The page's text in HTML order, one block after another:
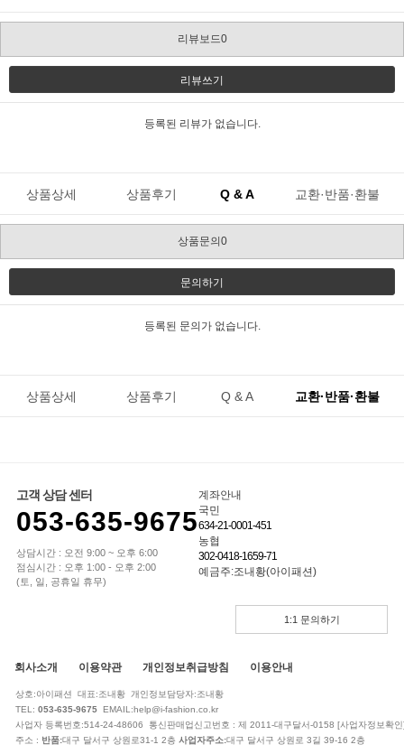
리뷰보드0
리뷰쓰기
등록된 리뷰가 없습니다.
상품상세 상품후기 Q & A 교환·반품·환불
상품문의0
문의하기
등록된 문의가 없습니다.
상품상세 상품후기 Q & A 교환·반품·환불
고객 상담 센터
053-635-9675
상담시간 : 오전 9:00 ~ 오후 6:00
점심시간 : 오후 1:00 - 오후 2:00
(토, 일, 공휴일 휴무)
계좌안내
국민
634-21-0001-451
농협
302-0418-1659-71
예금주:조내황(아이패션)
1:1 문의하기
회사소개 이용약관 개인정보취급방침 이용안내
상호:아이패션 대표:조내황 개인정보담당자:조내황
TEL: 053-635-9675 EMAIL:help@i-fashion.co.kr
사업자 등록번호:514-24-48606 통신판매업신고번호 : 제 2011-대구달서-0158 [사업자정보확
주소 : 반품:대구 달서구 상원로31-1 2층 사업자주소:대구 달서구 상원로 3길 39-16 2층